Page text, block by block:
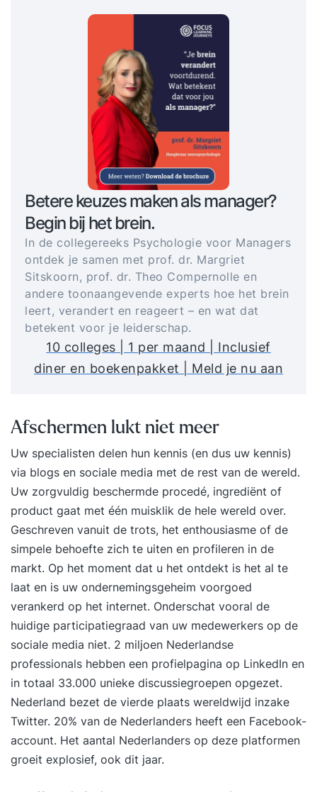
Betere keuzes maken als manager?
Begin bij het brein.
In de collegereeks Psychologie voor Managers
ontdek je samen met prof. dr. Margriet
Sitskoorn, prof. dr. Theo Compernolle en
andere toonaangevende experts hoe het brein
leert, verandert en reageert – en wat dat
betekent voor je leiderschap.
10 colleges | 1 per maand | Inclusief
diner en boekenpakket | Meld je nu aan
Afschermen lukt niet meer
Uw specialisten delen hun kennis (en dus uw kennis)
via blogs en sociale media met de rest van de wereld.
Uw zorgvuldig beschermde procedé, ingrediënt of
product gaat met één muisklik de hele wereld over.
Geschreven vanuit de trots, het enthousiasme of de
simpele behoefte zich te uiten en profileren in de
markt. Op het moment dat u het ontdekt is het al te
laat en is uw ondernemingsgeheim voorgoed
verankerd op het internet. Onderschat vooral de
huidige participatiegraad van uw medewerkers op de
sociale media niet. 2 miljoen Nederlandse
professionals hebben een profielpagina op LinkedIn en
in totaal 33.000 unieke discussiegroepen opgezet.
Nederland bezet de vierde plaats wereldwijd inzake
Twitter. 20% van de Nederlanders heeft een Facebook-
account. Het aantal Nederlanders op deze platformen
groeit explosief, ook dit jaar.